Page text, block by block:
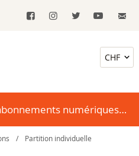
numériques
/ Partition individuelle